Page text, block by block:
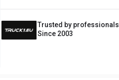
Trusted by professionals
Since 2003